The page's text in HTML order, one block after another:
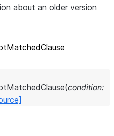
about an older version
(condition: